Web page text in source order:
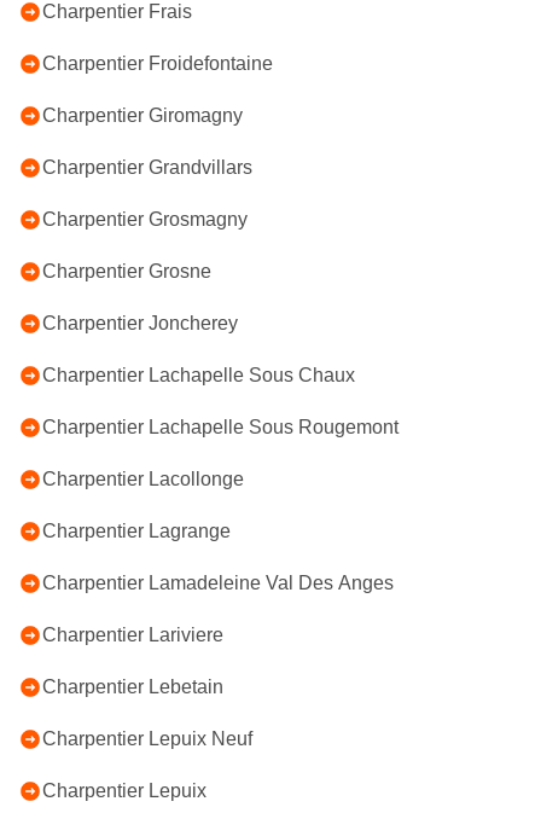
Charpentier Frais
Charpentier Froidefontaine
Charpentier Giromagny
Charpentier Grandvillars
Charpentier Grosmagny
Charpentier Grosne
Charpentier Joncherey
Charpentier Lachapelle Sous Chaux
Charpentier Lachapelle Sous Rougemont
Charpentier Lacollonge
Charpentier Lagrange
Charpentier Lamadeleine Val Des Anges
Charpentier Lariviere
Charpentier Lebetain
Charpentier Lepuix Neuf
Charpentier Lepuix